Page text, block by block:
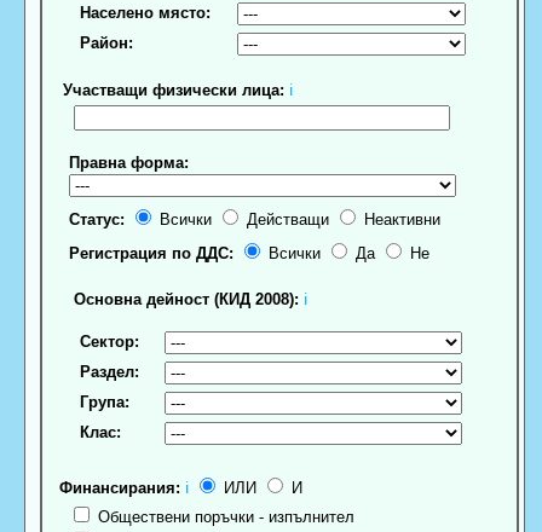
Населено място:
Район:
Участващи физически лица: ℹ
Правна форма:
Статус: Всички Действащи
Неактивни
Регистрация по ДДС:
Всички Да Не
Основна дейност (КИД 2008): ℹ
Сектор:
Раздел:
Група:
Клас:
Финансирания: ℹ ИЛИ
И
Обществени поръчки - изпълнител